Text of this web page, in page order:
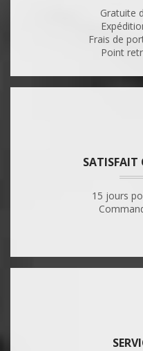
Gratuite
Frais de
Point
SATISFAIT
15 jours